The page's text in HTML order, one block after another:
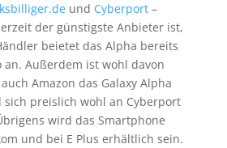
und Cyberport –
der günstigste Anbieter ist,
beietet das Alpha bereits
an. Außerdem ist wohl davon
Amazon das Galaxy Alpha
preislich wohl an Cyberport
wird das Smartphone
und bei E Plus erhältlich sein.